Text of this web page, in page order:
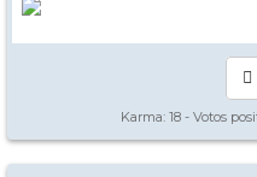
Karma: 18 - Votos